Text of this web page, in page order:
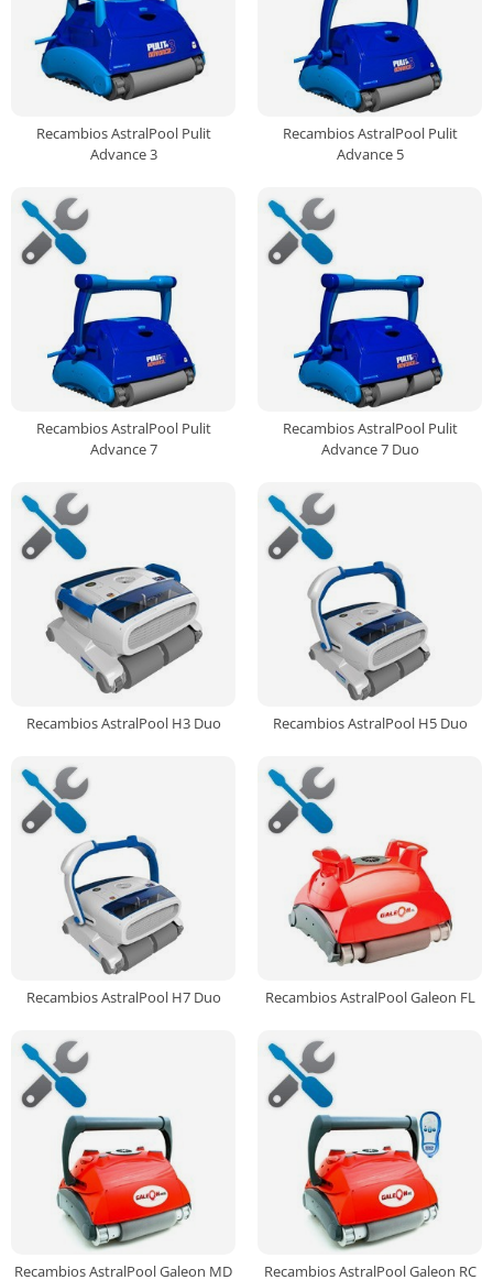
Recambios AstralPool Pulit
Advance 3
Recambios AstralPool Pulit
Advance 5
Recambios AstralPool Pulit
Advance 7
Recambios AstralPool Pulit
Advance 7 Duo
Recambios AstralPool H3 Duo Recambios AstralPool H5 Duo
Recambios AstralPool H7 Duo Recambios AstralPool Galeon FL
Recambios AstralPool Galeon MD Recambios AstralPool Galeon RC